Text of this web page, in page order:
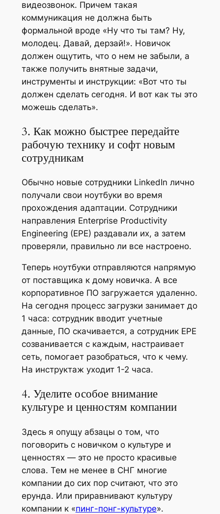
видеозвонок. Причем такая
коммуникация не должна быть
формальной вроде «Ну что ты там? Ну,
молодец. Давай, дерзай!». Новичок
должен ощутить, что о нем не забыли, а
также получить внятные задачи,
инструменты и инструкции: «Вот что ты
должен сделать сегодня. И вот как ты это
можешь сделать».
3. Как можно быстрее передайте
рабочую технику и софт новым
сотрудникам
Обычно новые сотрудники LinkedIn лично
получали свои ноутбуки во время
прохождения адаптации. Сотрудники
направления Enterprise Productivity
Engineering (EPE) раздавали их, а затем
проверяли, правильно ли все настроено.
Теперь ноутбуки отправляются напрямую
от поставщика к дому новичка. А все
корпоративное ПО загружается удаленно.
На сегодня процесс загрузки занимает до
1 часа: сотрудник вводит учетные
данные, ПО скачивается, а сотрудник EPE
созванивается с каждым, настраивает
сеть, помогает разобраться, что к чему.
На инструктаж уходит 1-2 часа.
4. Уделите особое внимание
культуре и ценностям компании
Здесь я опущу абзацы о том, что
поговорить с новичком о культуре и
ценностях — это не просто красивые
слова. Тем не менее в СНГ многие
компании до сих пор считают, что это
ерунда. Или приравнивают культуру
компании к «пинг-понг-культуре».